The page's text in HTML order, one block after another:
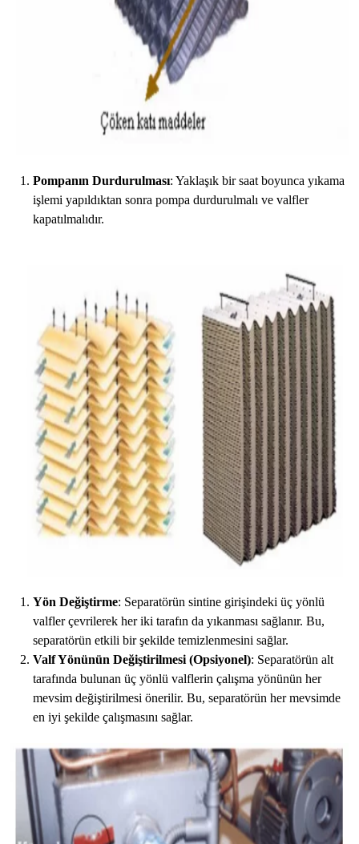
Pompanın Durdurulması: Yaklaşık bir saat boyunca yıkama
işlemi yapıldıktan sonra pompa durdurulmalı ve valfler
kapatılmalıdır.
Yön Değiştirme: Separatörün sintine girişindeki üç yönlü
valfler çevrilerek her iki tarafın da yıkanması sağlanır. Bu,
separatörün etkili bir şekilde temizlenmesini sağlar.
Valf Yönünün Değiştirilmesi (Opsiyonel): Separatörün alt
tarafında bulunan üç yönlü valflerin çalışma yönünün her
mevsim değiştirilmesi önerilir. Bu, separatörün her mevsimde
en iyi şekilde çalışmasını sağlar.